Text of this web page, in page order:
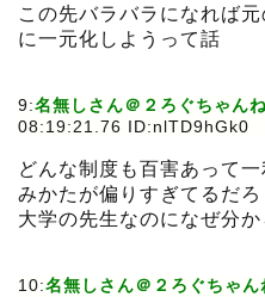
この先バラバラになれば
に一元化しようって話
9:名無しさん＠２ろぐちゃん
08:19:21.76 ID:nlTD9hGk0
どんな制度も百害あって
みかたが偏りすぎてるだろ
大学の先生なのになぜ分
10:名無しさん＠２ろぐちゃん